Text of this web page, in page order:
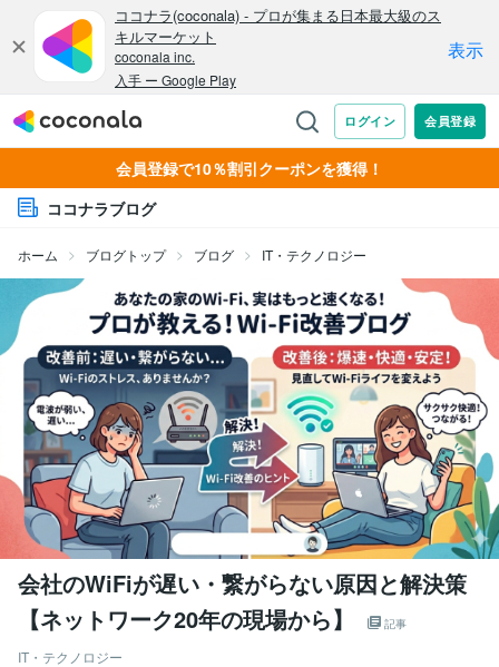
会員登録で10％割引クーポンを獲得！
ココナラブログ
ホーム ブログトップ ブログ IT・テクノロジー
会社のWiFiが遅い・繋がらない原因と解決策
【ネットワーク20年の現場から】
記事
IT・テクノロジー